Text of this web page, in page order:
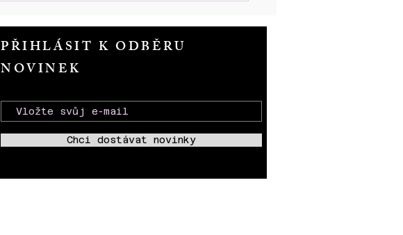
AMBROŽE
PŘIHLÁSIT K ODBĚRU
NOVINEK
Chci dostávat novinky